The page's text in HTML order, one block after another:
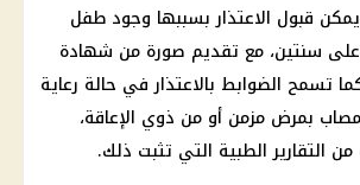
قبول الاعتذار بسببها وجود طفل
على سنتين، مع تقديم صورة من شهادة
تسمح الضوابط بالاعتذار في حالة رعاية
بمرض مزمن أو من ذوي الإعاقة،
التقارير الطبية التي تثبت ذلك.